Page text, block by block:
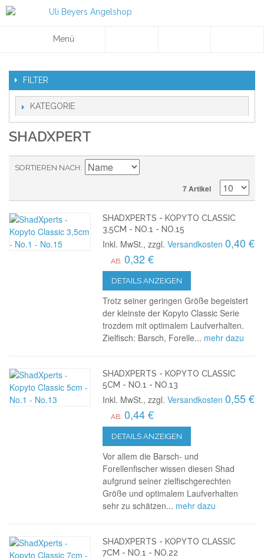
Menü
FILTER
KATEGORIE
SHADXPERT
SORTIEREN NACH
7 Artikel
SHADXPERTS - KOPYTO CLASSIC
3,5CM - NO.1 - NO.15
Inkl. MwSt., zzgl.Versandkosten 0,40 €
AB: 0,32 €
DETAILS ANZEIGEN
Trotz seiner geringen Größe begeistert
der kleinste der Kopyto Classic Serie
trozdem mit optimalem Laufverhalten.
Zielfisch: Barsch, Forelle... mehr dazu
SHADXPERTS - KOPYTO CLASSIC
5CM - NO.1 - NO.13
Inkl. MwSt., zzgl.Versandkosten 0,55 €
AB: 0,44 €
DETAILS ANZEIGEN
Vor allem die Barsch- und
Forellenfischer wissen diesen Shad
aufgrund seiner zielfischgerechten
Größe und optimalem Laufverhalten
sehr zu schätzen... mehr dazu
SHADXPERTS - KOPYTO CLASSIC
7CM - NO.1 - NO.22